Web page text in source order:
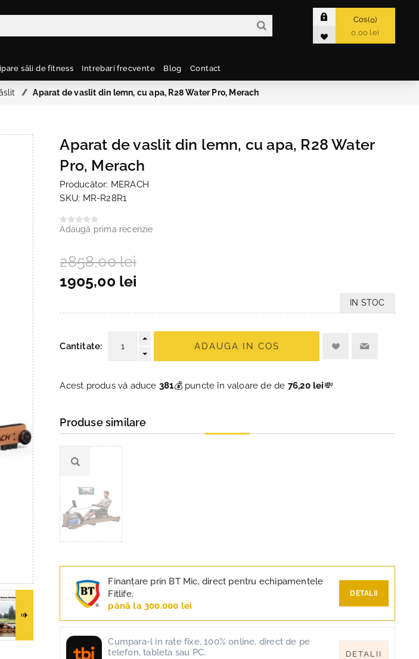
Cos 0
0,00 lei
săli de fitness Intrebari frecvente Blog Contact
/ Aparat de vaslit din lemn, cu apa, R28 Water Pro, Merach
Aparat de vaslit din lemn, cu apa, R28 Water
Pro, Merach
Producător: MERACH
SKU: MR-R28R1
Adaugă prima recenzie
2858,00 lei
1905,00 lei
IN STOC
Cantitate: ADAUGA IN COS
Acest produs vă aduce 381💰 puncte în valoare de de 76,20 lei💸
Produse similare
Finanțare prin BT Mic, direct pentru echipamentele
Fitlife.
până la 300.000 lei
DETALII
Cumpara-l in rate fixe, 100% online, direct de pe
telefon, tableta sau PC.
DETALII